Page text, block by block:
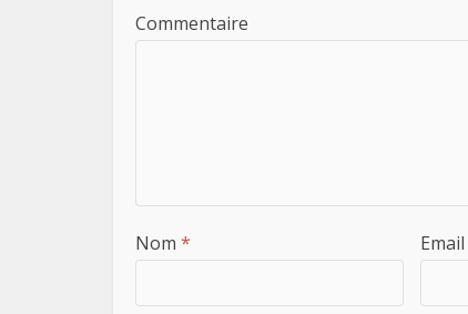
Commentaire
Nom * Email